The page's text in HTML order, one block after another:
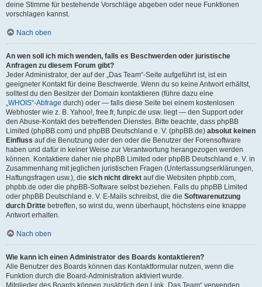
deine Stimme für bestehende Vorschläge abgeben oder neue Funktionen
vorschlagen kannst.
Nach oben
An wen soll ich mich wenden, falls es Beschwerden oder juristische
Anfragen zu diesem Forum gibt?
Jeder Administrator, der auf der „Das Team“-Seite aufgeführt ist, ist ein
geeigneter Kontakt für deine Beschwerde. Wenn du so keine Antwort erhältst,
solltest du den Besitzer der Domain kontaktieren (führe dazu eine
„WHOIS“-Abfrage durch) oder — falls diese Seite bei einem kostenlosen
Webhoster wie z. B. Yahoo!, free.fr, funpic.de usw. liegt — den Support oder
den Abuse-Kontakt des betreffenden Dienstes. Bitte beachte, dass phpBB
Limited (phpBB.com) und phpBB Deutschland e. V. (phpBB.de) absolut keinen
Einfluss auf die Benutzung oder den oder die Benutzer der Forensoftware
haben und dafür in keiner Weise zur Verantwortung herangezogen werden
können. Kontaktiere daher nie phpBB Limited oder phpBB Deutschland e. V. in
Zusammenhang mit jeglichen juristischen Fragen (Unterlassungserklärungen,
Haftungsfragen usw.), die sich nicht direkt auf die Websiten phpbb.com,
phpbb.de oder die phpBB-Software selbst beziehen. Falls du phpBB Limited
oder phpBB Deutschland e. V. E-Mails schreibst, die die Softwarenutzung
durch Dritte betreffen, so wirst du, wenn überhaupt, höchstens eine knappe
Antwort erhalten.
Nach oben
Wie kann ich einen Administrator des Boards kontaktieren?
Alle Benutzer des Boards können das Kontaktformular nutzen, wenn die
Funktion durch die Board-Administration aktiviert wurde.
Mitglieder des Boards können zusätzlich den Link „Das Team“ verwenden.